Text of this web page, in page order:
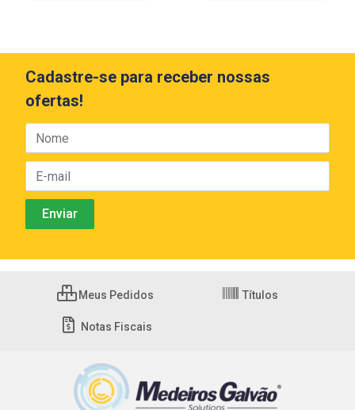
Cadastre-se para receber nossas
ofertas!
Meus Pedidos Títulos
Notas Fiscais